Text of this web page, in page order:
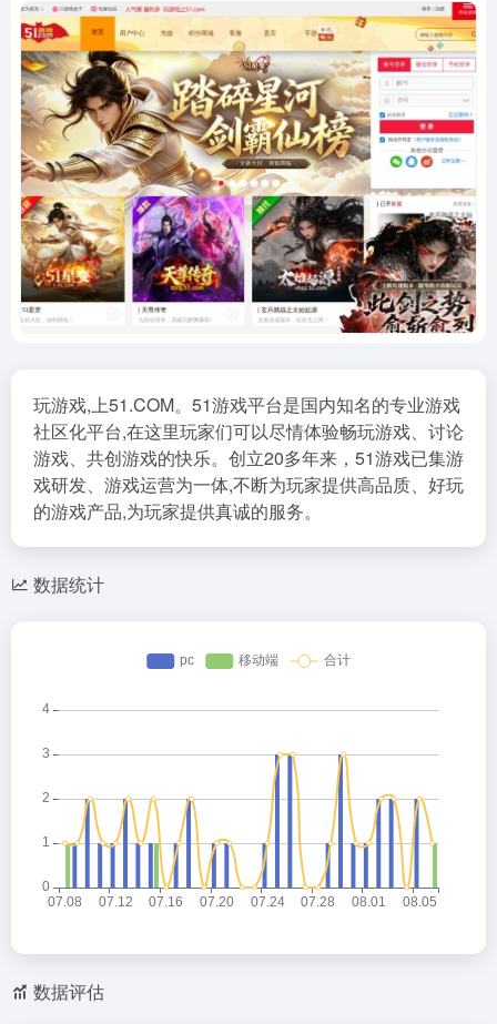
玩游戏,上51.COM。51游戏平台是国内知名的专业游戏
社区化平台,在这里玩家们可以尽情体验畅玩游戏、讨论
游戏、共创游戏的快乐。创立20多年来，51游戏已集游
戏研发、游戏运营为一体,不断为玩家提供高品质、好玩
的游戏产品,为玩家提供真诚的服务。
数据统计
数据评估